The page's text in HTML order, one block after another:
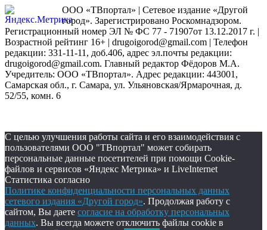
ООО «ТВпортал» | Сетевое издание «Другой
город». Зарегистрировано Роскомнадзором.
Регистрационный номер ЭЛ № ФС 77 - 71907от 13.12.2017 г. |
Возрастной рейтинг 16+ | drugoigorod@gmail.com | Телефон
редакции: 331-11-11, доб.406, адрес эл.почты редакции:
drugoigorod@gmail.com. Главный редактор Фёдоров М.А.
Учредитель: ООО «ТВпортал». Адрес редакции: 443001,
Самарская обл., г. Самара, ул. Ульяновская/Ярмарочная, д.
52/55, комн. 6
С целью улучшения работы сайта и его взаимодействия с
пользователями ООО "ТВпортал" может собирать
персональные данные посетителей при помощи Cookie-
файлов и сервисов «Яндекс Метрика» и LiveInternet
Статистика согласно
Политике конфиденциальности персональных данных
сетевого издания «Другой город». Продолжая работу с
сайтом, Вы даете согласие на обработку персональных
данных. Вы всегда можете отключить файлы cookie в